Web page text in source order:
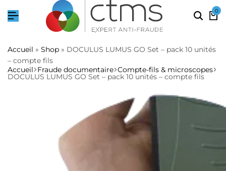
0
Accueil » Shop » DOCULUS LUMUS GO Set – pack 10 unités
– compte fils
Accueil Fraude documentaire Compte-fils & microscopes
DOCULUS LUMUS GO Set – pack 10 unités – compte fils